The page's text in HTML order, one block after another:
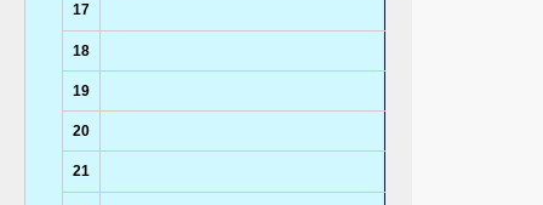
17
18
19
20
21